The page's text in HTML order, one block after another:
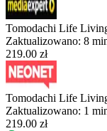
Tomodachi Life
Zaktualizowano: 8
219.00 zł
Tomodachi Life
Zaktualizowano: 1
219.00 zł